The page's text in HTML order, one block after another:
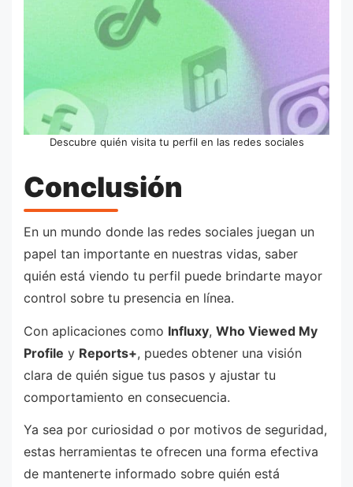
Descubre quién visita tu perfil en las redes sociales
Conclusión
En un mundo donde las redes sociales juegan un
papel tan importante en nuestras vidas, saber
quién está viendo tu perfil puede brindarte mayor
control sobre tu presencia en línea.
Con aplicaciones como Influxy, Who Viewed My
Profile y Reports+, puedes obtener una visión
clara de quién sigue tus pasos y ajustar tu
comportamiento en consecuencia.
Ya sea por curiosidad o por motivos de seguridad,
estas herramientas te ofrecen una forma efectiva
de mantenerte informado sobre quién está